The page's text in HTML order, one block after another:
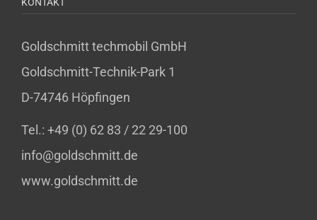
Goldschmitt techmobil GmbH
Goldschmitt-Technik-Park 1
D-74746 Höpfingen
Tel.: +49 (0) 62 83 / 22 29-100
info@goldschmitt.de
www.goldschmitt.de